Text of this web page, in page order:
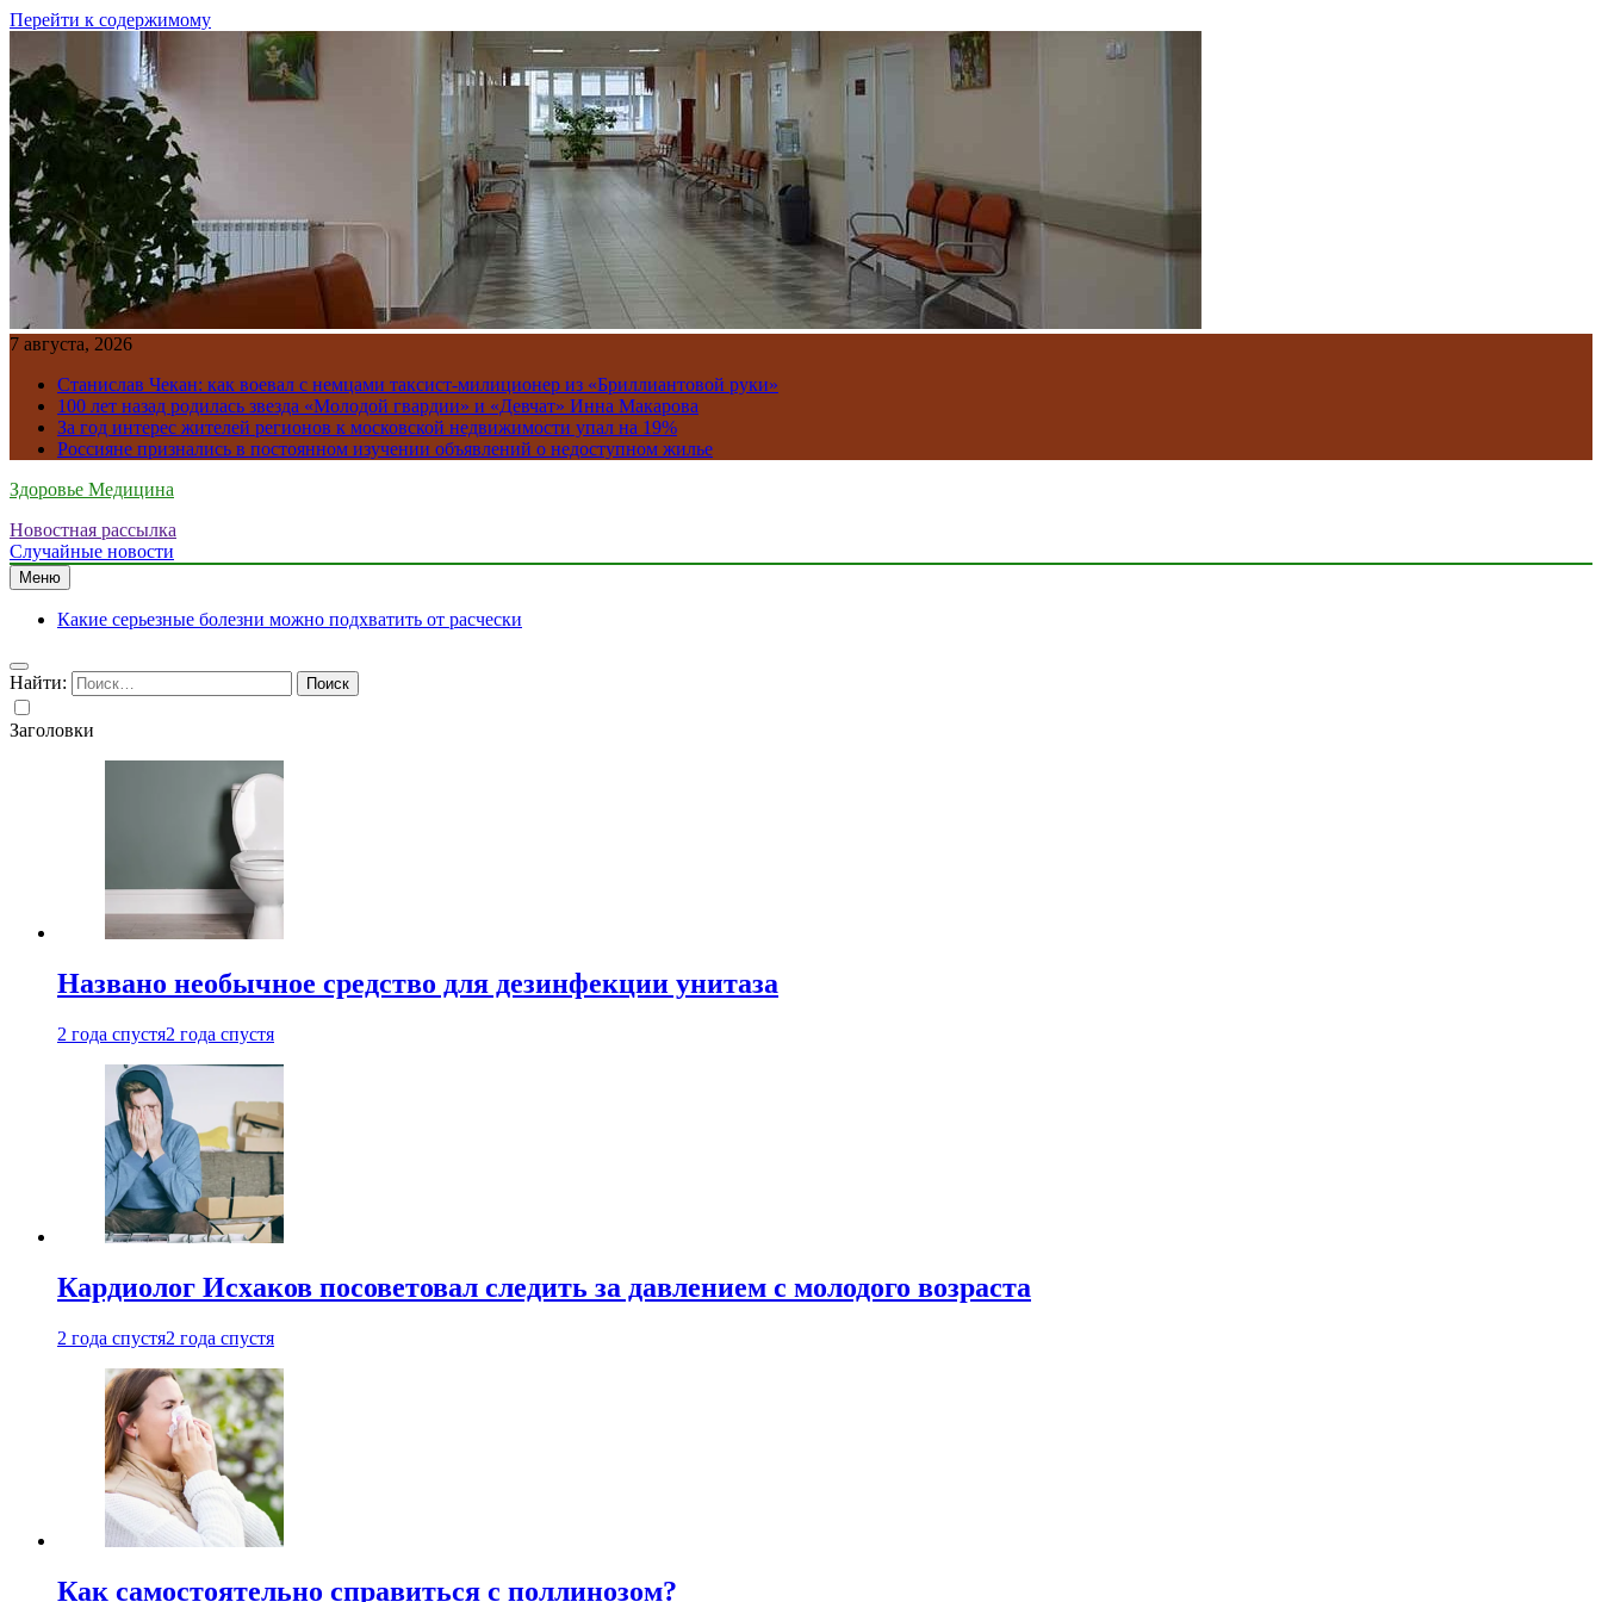
Перейти к содержимому
7 августа, 2026
Станислав Чекан: как воевал с немцами таксист-милиционер из «Бриллиантовой руки»
100 лет назад родилась звезда «Молодой гвардии» и «Девчат» Инна Макарова
За год интерес жителей регионов к московской недвижимости упал на 19%
Россияне признались в постоянном изучении объявлений о недоступном жилье
Здоровье Медицина
Новостная рассылка
Случайные новости
Меню
Какие серьезные болезни можно подхватить от расчески
Найти:
Заголовки
Названо необычное средство для дезинфекции унитаза
2 года спустя2 года спустя
Кардиолог Исхаков посоветовал следить за давлением с молодого возраста
2 года спустя2 года спустя
Как самостоятельно справиться с поллинозом?